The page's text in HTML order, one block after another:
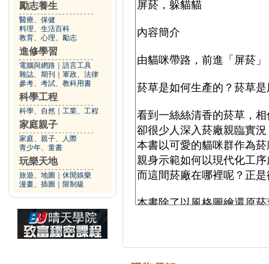
勵志養生
醫療、保健
料理、生活百科
教育、心理、勵志
進修學習
電腦與網路
語言工具
雜誌、期刊
軍政、法律
參考、考試、教科用書
科學工程
科學、自然 工業、工程
家庭親子
家庭、親子、人際
青少年、童書
玩樂天地
旅遊、地圖
休閒娛樂
漫畫、插圖
限制級